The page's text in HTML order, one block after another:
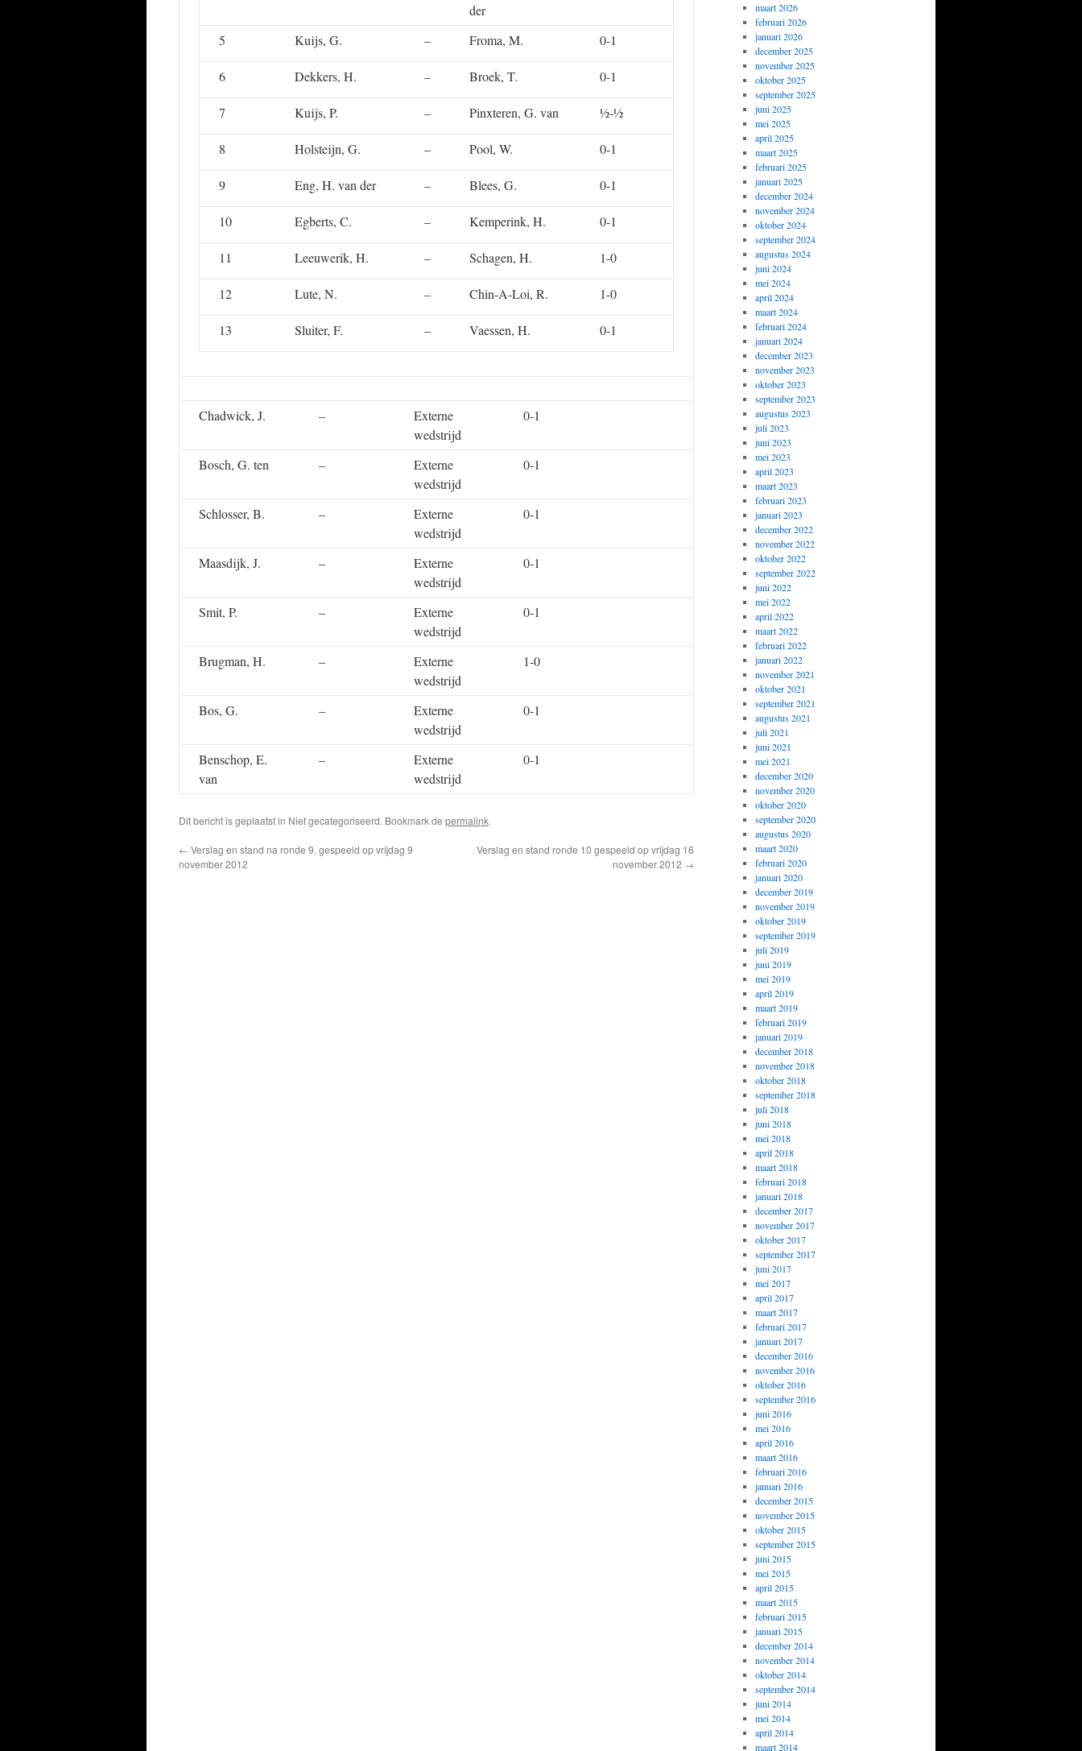
der
5 Kuijs, G. – Froma, M. 0-1
6 Dekkers, H. – Broek, T. 0-1
7 Kuijs, P. – Pinxteren, G. van ½-½
8 Holsteijn, G. – Pool, W. 0-1
9 Eng, H. van der – Blees, G. 0-1
10 Egberts, C. – Kemperink, H. 0-1
11 Leeuwerik, H. – Schagen, H. 1-0
12 Lute, N. – Chin-A-Loi, R. 1-0
13 Sluiter, F. – Vaessen, H. 0-1
Chadwick, J. –
Externe
wedstrijd
0-1
Bosch, G. ten –
Externe
wedstrijd
0-1
Schlosser, B. –
Externe
wedstrijd
0-1
Maasdijk, J. –
Externe
wedstrijd
0-1
Smit, P. –
Externe
wedstrijd
0-1
Brugman, H. –
Externe
wedstrijd
1-0
Bos, G. –
Externe
wedstrijd
0-1
Benschop, E.
van
–
Externe
wedstrijd
0-1
Dit bericht is geplaatst in Niet gecategoriseerd. Bookmark de permalink.
← Verslag en stand na ronde 9, gespeeld op vrijdag 9
november 2012
Verslag en stand ronde 10 gespeeld op vrijdag 16
november 2012 →
maart 2026
februari 2026
januari 2026
december 2025
november 2025
oktober 2025
september 2025
juni 2025
mei 2025
april 2025
maart 2025
februari 2025
januari 2025
december 2024
november 2024
oktober 2024
september 2024
augustus 2024
juni 2024
mei 2024
april 2024
maart 2024
februari 2024
januari 2024
december 2023
november 2023
oktober 2023
september 2023
augustus 2023
juli 2023
juni 2023
mei 2023
april 2023
maart 2023
februari 2023
januari 2023
december 2022
november 2022
oktober 2022
september 2022
juni 2022
mei 2022
april 2022
maart 2022
februari 2022
januari 2022
november 2021
oktober 2021
september 2021
augustus 2021
juli 2021
juni 2021
mei 2021
december 2020
november 2020
oktober 2020
september 2020
augustus 2020
maart 2020
februari 2020
januari 2020
december 2019
november 2019
oktober 2019
september 2019
juli 2019
juni 2019
mei 2019
april 2019
maart 2019
februari 2019
januari 2019
december 2018
november 2018
oktober 2018
september 2018
juli 2018
juni 2018
mei 2018
april 2018
maart 2018
februari 2018
januari 2018
december 2017
november 2017
oktober 2017
september 2017
juni 2017
mei 2017
april 2017
maart 2017
februari 2017
januari 2017
december 2016
november 2016
oktober 2016
september 2016
juni 2016
mei 2016
april 2016
maart 2016
februari 2016
januari 2016
december 2015
november 2015
oktober 2015
september 2015
juni 2015
mei 2015
april 2015
maart 2015
februari 2015
januari 2015
december 2014
november 2014
oktober 2014
september 2014
juni 2014
mei 2014
april 2014
maart 2014